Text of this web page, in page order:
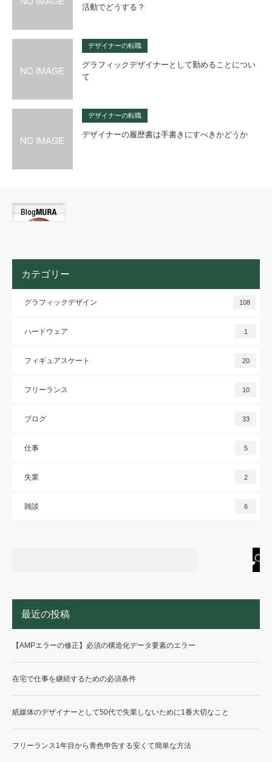
活動でどうする？
デザイナーの転職
グラフィックデザイナーとして勤めることについ
て
デザイナーの転職
デザイナーの履歴書は手書きにすべきかどうか
カテゴリー
グラフィックデザイン 108
ハードウェア 1
フィギュアスケート 20
フリーランス 10
ブログ 33
仕事 5
失業 2
雑談 6
最近の投稿
【AMPエラーの修正】必須の構造化データ要素のエラー
在宅で仕事を継続するための必須条件
紙媒体のデザイナーとして50代で失業しないために1番大切なこと
フリーランス1年目から青色申告する安くて簡単な方法